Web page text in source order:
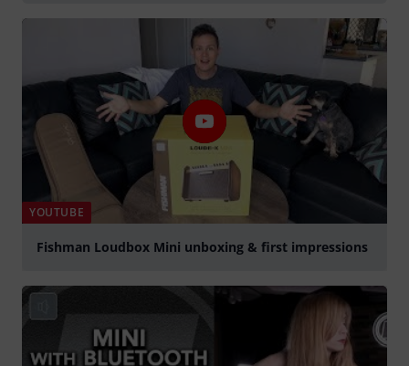
YOUTUBE
Fishman Loudbox Mini unboxing & first impressions